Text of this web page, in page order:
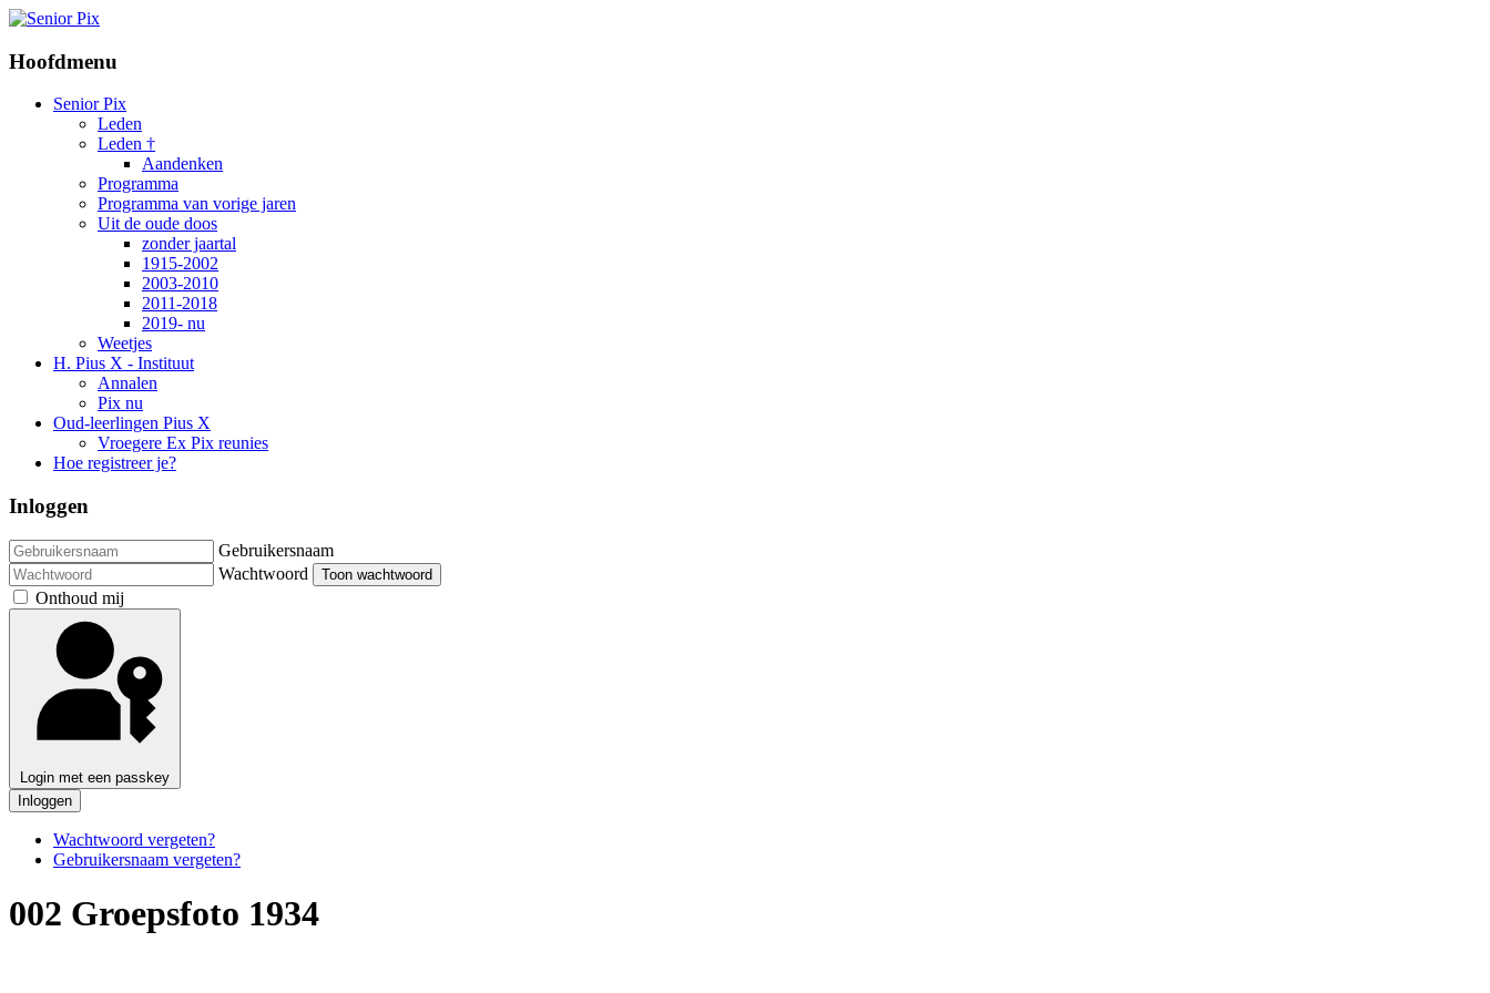
Hoofdmenu
Senior Pix
Leden
Leden †
Aandenken
Programma
Programma van vorige jaren
Uit de oude doos
zonder jaartal
1915-2002
2003-2010
2011-2018
2019- nu
Weetjes
H. Pius X - Instituut
Annalen
Pix nu
Oud-leerlingen Pius X
Vroegere Ex Pix reunies
Hoe registreer je?
Inloggen
Gebruikersnaam
Wachtwoord
Toon wachtwoord
Onthoud mij
Login met een passkey
Inloggen
Wachtwoord vergeten?
Gebruikersnaam vergeten?
002 Groepsfoto 1934